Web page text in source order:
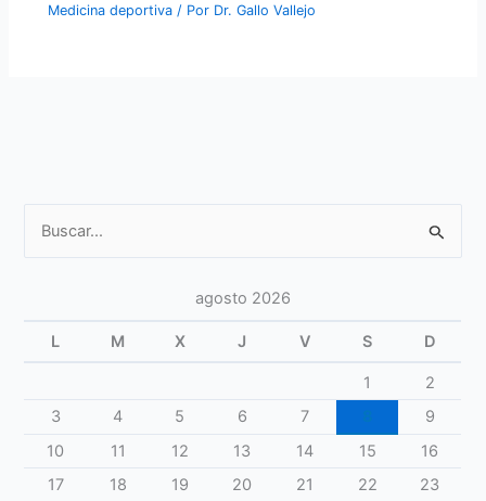
Medicina deportiva / Por Dr. Gallo Vallejo
agosto 2026
L M X J V S D
1
2
3
4 5 6 7
9
10
11 12 13 14 15
16
17
18 19 20 21 22
23